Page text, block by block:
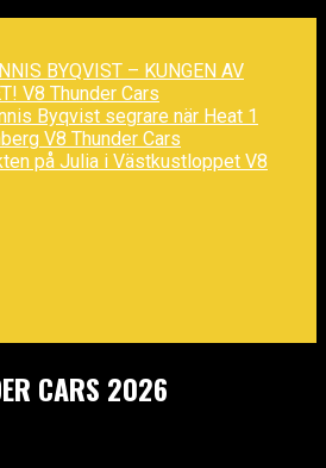
BYQVIST – KUNGEN AV
V8 Thunder Cars
Byqvist segrare när Heat 1
V8 Thunder Cars
på Julia i Västkustloppet V8
CARS 2026